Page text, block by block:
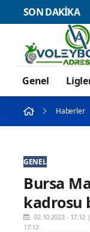
SON DAKİKA
Balkan
Genel
Haberler
GENEL
Bursa
kadrosu
02.10.2022 - 17:12
17:12